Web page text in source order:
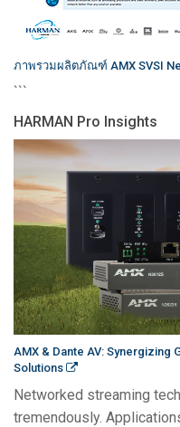
ภาพรวมผลิตภัณฑ์ AMX SVSI
```
HARMAN Pro Insights
AMX & Dante AV: Synergizing
Solutions
Networked streaming
tremendously.